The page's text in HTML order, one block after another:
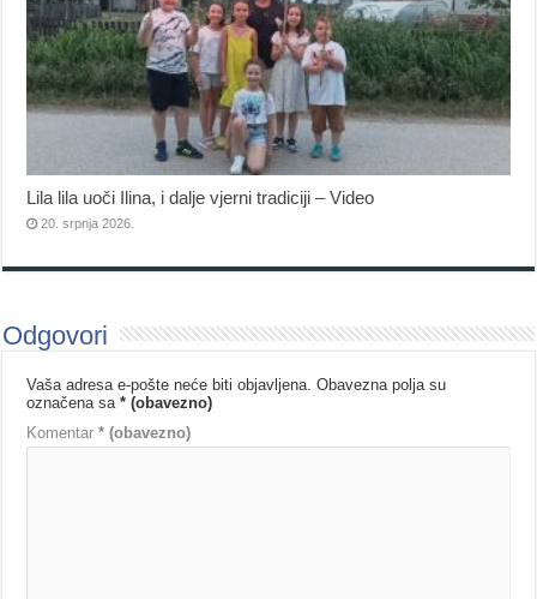
Lila lila uoči Ilina, i dalje vjerni tradiciji – Video
20. srpnja 2026.
Odgovori
Vaša adresa e-pošte neće biti objavljena. Obavezna polja su
označena sa* (obavezno)
Komentar* (obavezno)